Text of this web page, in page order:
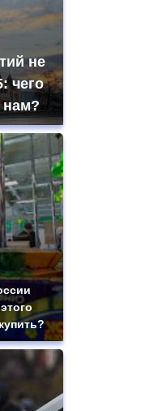
не
чего
нам?